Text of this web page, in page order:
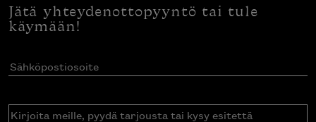
Jätä yhteydenottopyyntö tai tule
käymään!
Sähköpostiosoite(Pakollinen)
Kirjoita